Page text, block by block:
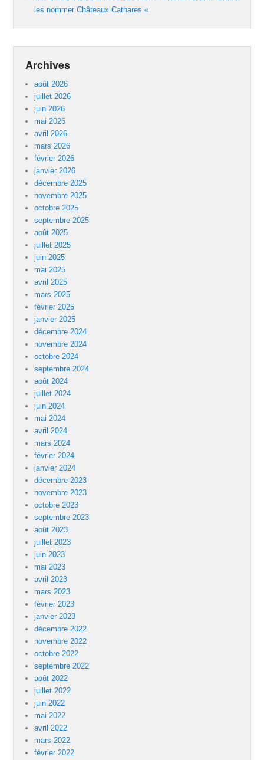
les nommer Châteaux Cathares «
Archives
août 2026
juillet 2026
juin 2026
mai 2026
avril 2026
mars 2026
février 2026
janvier 2026
décembre 2025
novembre 2025
octobre 2025
septembre 2025
août 2025
juillet 2025
juin 2025
mai 2025
avril 2025
mars 2025
février 2025
janvier 2025
décembre 2024
novembre 2024
octobre 2024
septembre 2024
août 2024
juillet 2024
juin 2024
mai 2024
avril 2024
mars 2024
février 2024
janvier 2024
décembre 2023
novembre 2023
octobre 2023
septembre 2023
août 2023
juillet 2023
juin 2023
mai 2023
avril 2023
mars 2023
février 2023
janvier 2023
décembre 2022
novembre 2022
octobre 2022
septembre 2022
août 2022
juillet 2022
juin 2022
mai 2022
avril 2022
mars 2022
février 2022